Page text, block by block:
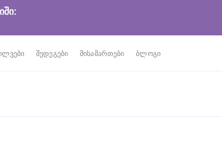
შედეგები მისამართები ბლოგი